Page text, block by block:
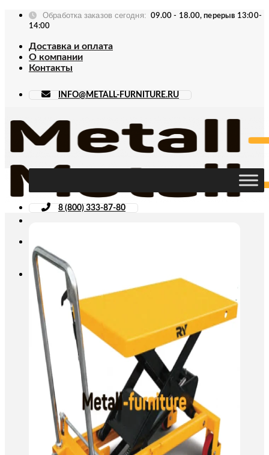
Skip
Обработка заказов сегодня:
09.00 - 18.00, перерыв 13:00-
14:00
Доставка и оплата
О компании
Контакты
INFO@METALL-FURNITURE.RU
8 (800) 333-87-80